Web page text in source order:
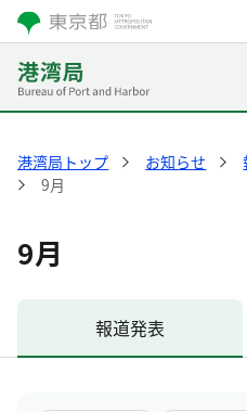
港湾局トップ お知らせ
9月
9月
報道発表